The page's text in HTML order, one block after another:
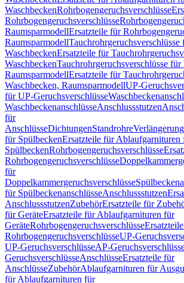
WaschbeckenRohrbogengeruchsverschlüsse
Rohrbogengeruchsverschlüsse
RaumsparmodellErsatzteile für
RaumsparmodellTauchrohrgeruchsverschlüsse
WaschbeckenErsatzteile für
WaschbeckenTauchrohrgeruchsverschlüsse für
RaumsparmodellErsatzteile für
Waschbecken, RaumsparmodellUP-
für UP-Geruchsverschlüsse
WaschbeckenanschlüsseAnschlussstutzen
für
AnschlüsseDichtungenStandrohre
für SpülbeckenErsatzteile für Ablaufgarnituren
SpülbeckenRohrbogengeruchsverschlüsse
Rohrbogengeruchsverschlüsse
für
Doppelkammergeruchsverschlüsse
für SpülbeckenanschlüsseAnschlussstutzen
AnschlussstutzenZubehörErsatzteile für
für GeräteErsatzteile für Ablaufgarnituren für
GeräteRohrbogengeruchsverschlüsse
RohrbogengeruchsverschlüsseUP-
UP-GeruchsverschlüsseAP-
GeruchsverschlüsseAnschlüsseErsatzteile für
AnschlüsseZubehörAblaufgarnituren für
für Ablaufgarnituren für